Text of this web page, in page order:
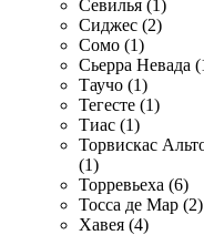
Севилья (1)
Сиджес (2)
Сомо (1)
Сьерра Невада
Таучо (1)
Тегесте (1)
Тиас (1)
Торвискас
(1)
Торревьеха (6)
Тосса де Мар (2)
Хавея (4)